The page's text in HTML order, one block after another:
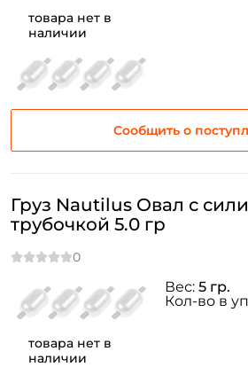
товара нет в
наличии
Сообщить о
товара нет в
наличии
Груз Nautilus Овал с
трубочкой 5.0 гр
Вес: 5 гр.
Кол-во в